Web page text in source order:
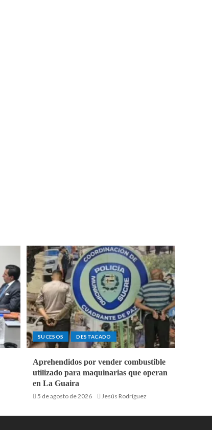
SUCESOS DESTACADO
Aprehendidos por vender combustible
utilizado para maquinarias que operan
en La Guaira
5 de agosto de 2026 Jesús Rodríguez